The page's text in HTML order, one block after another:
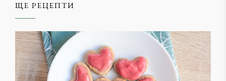
ЩЕ РЕЦЕПТИ